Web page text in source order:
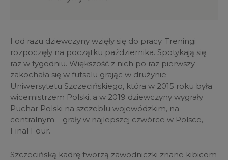
I od razu dziewczyny wzięły się do pracy. Treningi
rozpoczęły na początku października. Spotykają się
raz w tygodniu. Większość z nich po raz pierwszy
zakochała się w futsalu grając w drużynie
Uniwersytetu Szczecińskiego, która w 2015 roku była
wicemistrzem Polski, a w 2019 dziewczyny wygrały
Puchar Polski na szczeblu wojewódzkim, na
centralnym – grały w najlepszej czwórce w Polsce,
Final Four.
Szczecińską kadrę tworzą zawodniczki znane kibicom